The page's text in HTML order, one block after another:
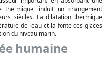
thermique, induit un changement
siècles. La dilatation thermique
de l'eau et la fonte des glaces
du niveau marin.
humaine